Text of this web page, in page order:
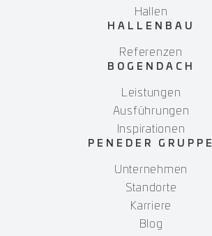
Hallen
HALLENBAU
Referenzen
BOGENDACH
Leistungen
Ausführungen
Inspirationen
PENEDER GRUPPE
Unternehmen
Standorte
Karriere
Blog